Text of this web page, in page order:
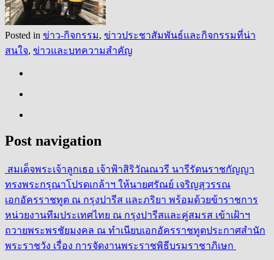
Posted in ข่าว-กิจกรรม, ข่าวประชาสัมพันธ์และกิจกรรมที่น่า
สนใจ, ข่าวและบทความสำคัญ
Post navigation
สมเด็จพระเจ้าลูกเธอ เจ้าฟ้าสิริวัณณวรี นารีรัตนราชกัญญา
ทรงพระกรุณาโปรดเกล้าฯ ให้นายศรัณย์ เจริญสุวรรณ
เอกอัครราชทูต ณ กรุงปารีส และภริยา พร้อมด้วยข้าราชการ
หน่วยงานทีมประเทศไทย ณ กรุงปารีสและคู่สมรส เข้าเฝ้าฯ
ถวายพระพรชัยมงคล ณ ทำเนียบเอกอัครราชทูตประกาศสำนัก
พระราชวัง เรื่อง การจัดงานพระราชพิธีบรมราชาภิเษก